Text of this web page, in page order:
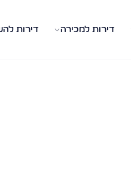
דירות למכירה דירות